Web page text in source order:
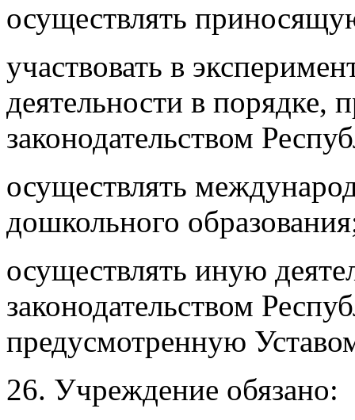
осуществлять
участвовать в
деятельности в порядке,
законодательством
осуществлять
дошкольного
осуществлять иную
законодательством
предусмотренную
26. Учреждение обязано: